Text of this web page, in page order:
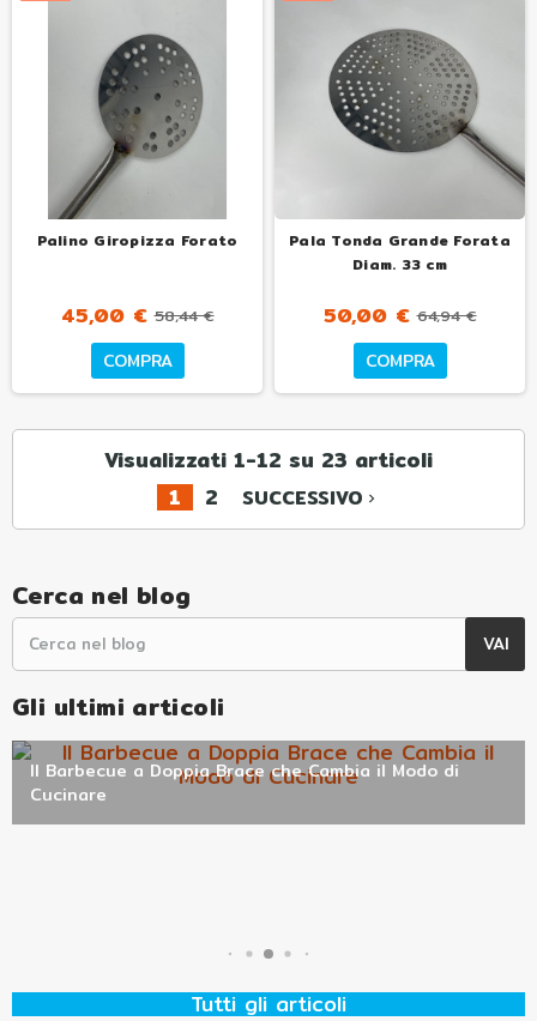
Cerca nel blog
Gli ultimi articoli
Primo utilizzo del forno a legna: la guida per non
sbagliare i primi fuochi
Il Barbecue a Doppia Brace che Cambia il Modo di
CucinareAlfonsino il forno compatto per la vera pizza, ovunque
Tutti gli articoli
Palino Giropizza Forato
45,00 € 58,44 €
COMPRA
Pala Tonda Grande Forata
Diam. 33 cm
50,00 € 64,94 €
COMPRA
Visualizzati 1-12 su 23 articoli
1
2 SUCCESSIVO navigate_next